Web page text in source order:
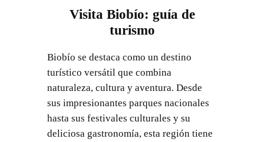
Visita Biobío: guía de
turismo
Biobío se destaca como un destino
turístico versátil que combina
naturaleza, cultura y aventura. Desde
sus impresionantes parques nacionales
hasta sus festivales culturales y su
deliciosa gastronomía, esta región tiene